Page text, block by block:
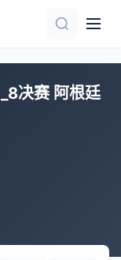
决赛 阿根廷